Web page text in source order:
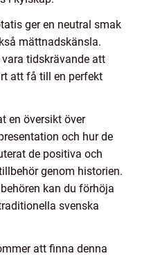
ger en neutral smak
mättnadskänsla.
tidskrävande att
att få till en perfekt
en översikt över
och hur de
de positiva och
genom historien.
kan du förhöja
svenska
att finna denna